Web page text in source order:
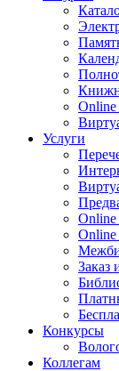
Online
Услуги
Online
Online
Заказ
Конкурсы
Коллегам